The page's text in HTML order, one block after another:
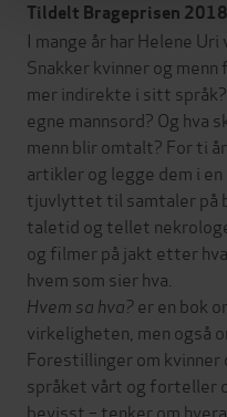
Tildelt Brageprisen 2018
I mange år har Helene
Snakker kvinner og
mer indirekte i sitt
egne mannsord? Og hva
menn blir omtalt? For ti
artikler og legge dem i en
tjuvlyttet til samtaler på
taletid og tellet
og filmer på jakt etter
hvem som sier hva.
Hvem sa hva?er en bok
virkeligheten, men også
Forestillinger om kvinner
språket vårt og forteller
bevisst – tenker om